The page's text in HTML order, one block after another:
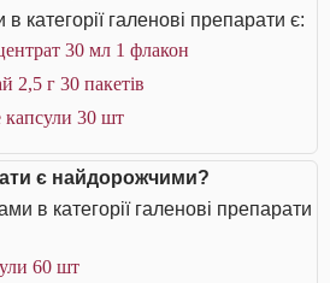
категорії галенові препарати є:
30 мл 1 флакон
2,5 г 30 пакетів
30 шт
є найдорожчими?
в категорії галенові препарати
60 шт